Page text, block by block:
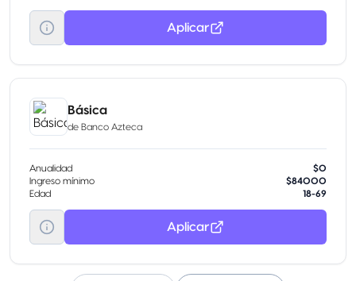
Aplicar
Básica
de Banco Azteca
Anualidad
$0
Ingreso mínimo
$84000
Edad
18-69
Aplicar